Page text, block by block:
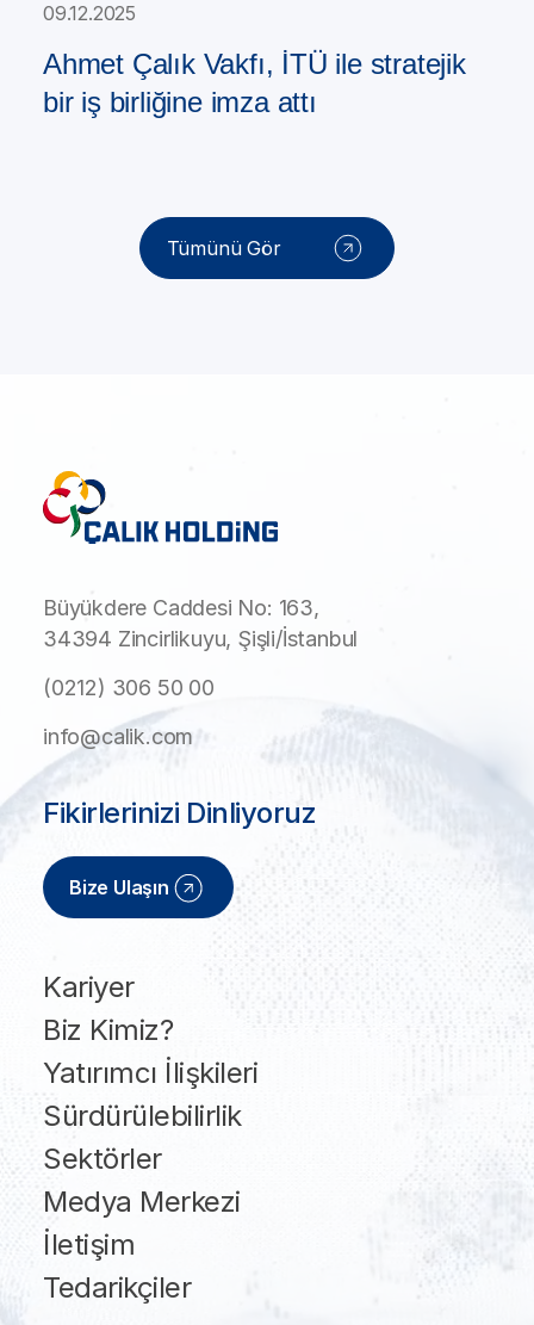
09.12.2025
Ahmet Çalık Vakfı, İTÜ ile stratejik
bir iş birliğine imza attı
Tümünü Gör
Büyükdere Caddesi No: 163,
34394 Zincirlikuyu, Şişli/İstanbul
(0212) 306 50 00
info@calik.com
Kariyer
Biz Kimiz?
Yatırımcı İlişkileri
Sürdürülebilirlik
Sektörler
Medya Merkezi
İletişim
Tedarikçiler
Fikirlerinizi Dinliyoruz
Bize Ulaşın